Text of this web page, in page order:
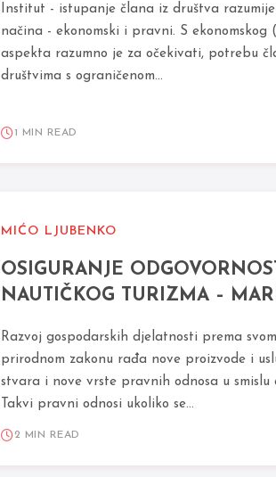
Institut - istupanje člana iz društva
načina - ekonomski i pravni. S ekonomskog
aspekta razumno je za očekivati, potrebu
društvima s ograničenom...
1 MIN READ
MIĆO LJUBENKO
OSIGURANJE
NAUTIČKOG TURIZMA –
Razvoj gospodarskih djelatnosti prema
prirodnom zakonu rađa nove proizvode i
stvara i nove vrste pravnih odnosa u smislu
Takvi pravni odnosi ukoliko se...
2 MIN READ